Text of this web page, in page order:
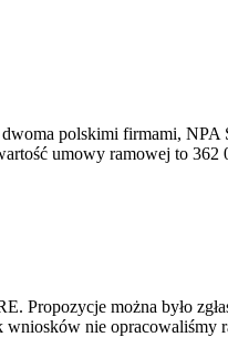
polskimi firmami,
umowy ramowej to 362
można było
nie opracowaliśmy